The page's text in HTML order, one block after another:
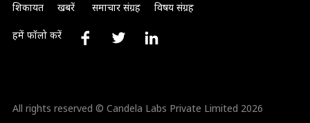
शिकायत
खबरें समाचार संग्रह विषय संग्रह
हमें फॉलो करें
All rights reserved © Candela Labs Private Limited 2026